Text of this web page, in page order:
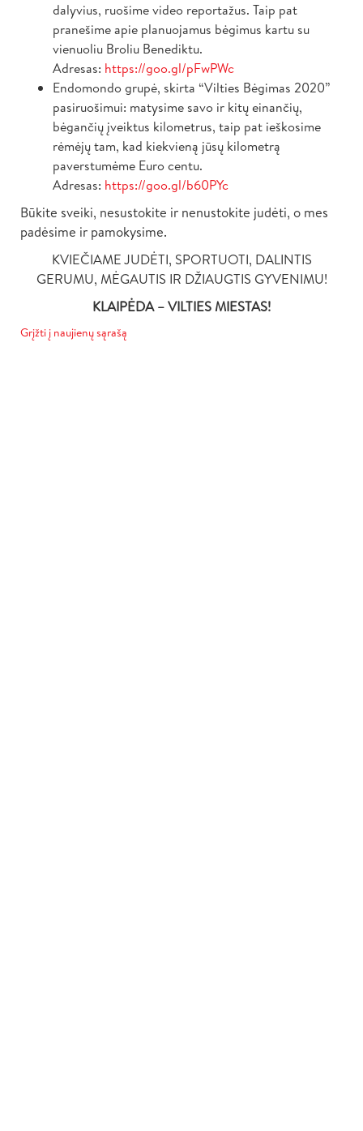
dalyvius, ruošime video reportažus. Taip pat
pranešime apie planuojamus bėgimus kartu su
vienuoliu Broliu Benediktu.
Adresas: https://goo.gl/pFwPWc
Endomondo grupė, skirta “Vilties Bėgimas 2020”
pasiruošimui: matysime savo ir kitų einančių,
bėgančių įveiktus kilometrus, taip pat ieškosime
rėmėjų tam, kad kiekvieną jūsų kilometrą
paverstumėme Euro centu.
Adresas: https://goo.gl/b60PYc
Būkite sveiki, nesustokite ir nenustokite judėti, o mes
padėsime ir pamokysime.
KVIEČIAME JUDĖTI, SPORTUOTI, DALINTIS
GERUMU, MĖGAUTIS IR DŽIAUGTIS GYVENIMU!
KLAIPĖDA – VILTIES MIESTAS!
Grįžti į naujienų sąrašą